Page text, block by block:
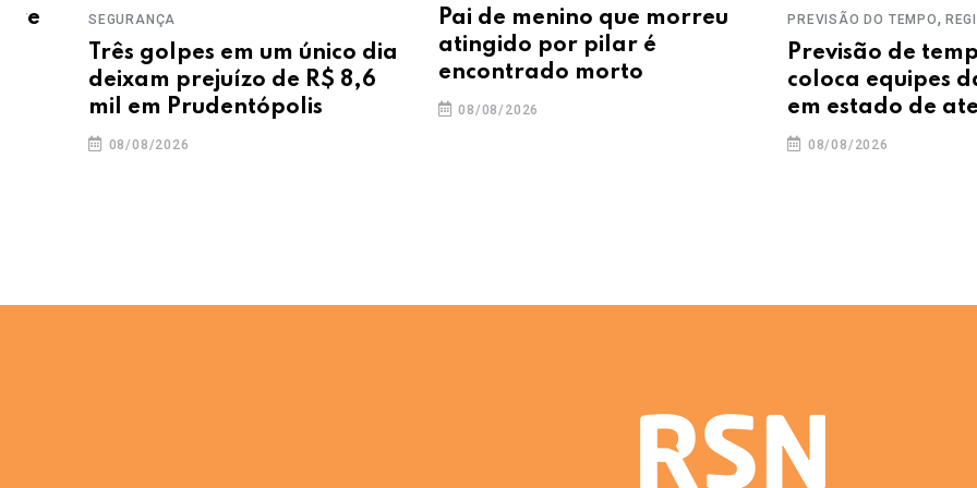
SEGURANÇA
Três golpes em um único dia
deixam prejuízo de R$ 8,6
mil em Prudentópolis
08/08/2026
Pai de menino que morreu
atingido por pilar é
encontrado morto
08/08/2026
PREVISÃO DO TEMPO, REGIÃO
Previsão de temporais
coloca equipes da
em estado de atenção
08/08/2026